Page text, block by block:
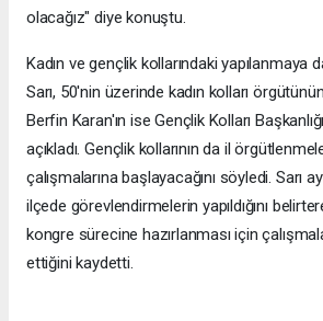
olacağız" diye konuştu.
Kadın ve gençlik kollarındaki yapılanmaya
Sarı, 50'nin üzerinde kadın kolları
Berfin Karan'ın ise Gençlik Kolları
açıkladı. Gençlik kollarının da il
çalışmalarına başlayacağını söyledi. Sarı
ilçede görevlendirmelerin yapıldığını
kongre sürecine hazırlanması için
ettiğini kaydetti.